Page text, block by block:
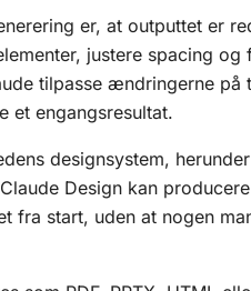
er, at outputtet er
justere spacing og
tilpasse ændringerne
et engangsresultat.
designsystem,
Design kan
fra start, uden at nogen